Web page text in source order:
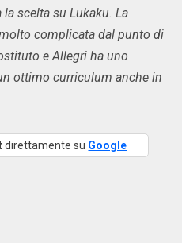
la scelta su Lukaku. La
complicata dal punto di
e Allegri ha uno
ottimo curriculum anche in
direttamente su Google